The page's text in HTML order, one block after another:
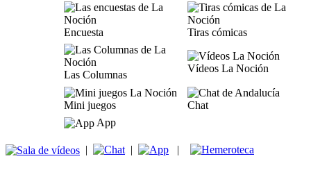
Encuesta Tiras cómicas
Las Columnas
Vídeos La Noción
Mini juegos
Chat
App
| | |